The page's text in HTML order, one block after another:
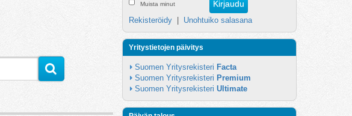
Muista minut
Rekisteröidy Unohtuiko salasana
Yritystietojen päivitys
Suomen Yritysrekisteri Facta
Suomen Yritysrekisteri Premium
Suomen Yritysrekisteri Ultimate